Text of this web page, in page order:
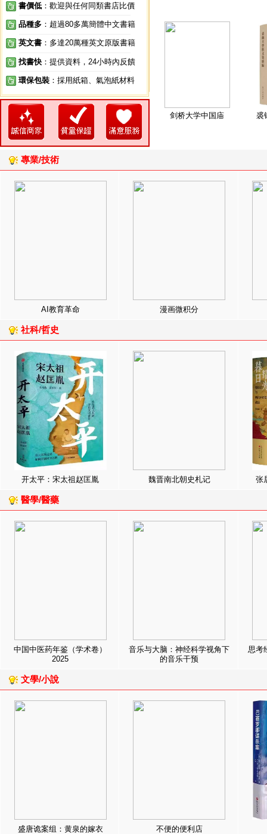
書價低 ：歡迎與任何同類書店比價
品種多 ：超過80多萬簡體中文書籍
英文書 ：多達20萬種英文原版書籍
找書快 ：提供資料，24小時內反饋
環保包裝 ：採用紙箱、氣泡紙材料
剑桥大学中国庙 裘
專業/技術
AI教育革命 漫画微积分
社科/哲史
开太平：宋太祖赵匡胤 魏晋南北朝史札记 张
醫學/醫藥
中国中医药年鉴（学术卷）
2025
音乐与大脑：神经科学视角下
的音乐干预
思考
文學/小說
盛唐诡案组：黄泉的嫁衣 不便的便利店